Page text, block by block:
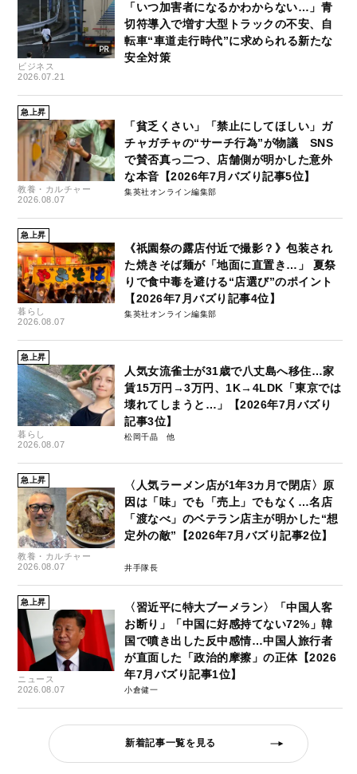
ビジネス
2026.07.21
「いつ加害者になるかわからない…」青
切符導入で増す大型トラックの不安、自
転車“車道走行時代”に求められる新たな
安全対策
急上昇
教養・カルチャー
2026.08.07
「貧乏くさい」「禁止にしてほしい」ガ
チャガチャの“サーチ行為”が物議 SNS
で賛否真っ二つ、店舗側が明かした意外
な本音【2026年7月バズり記事5位】
集英社オンライン編集部
急上昇
暮らし
2026.08.07
《祇園祭の露店付近で撮影？》包装され
た焼きそば麺が「地面に直置き…」 夏祭
りで食中毒を避ける“店選び”のポイント
【2026年7月バズり記事4位】
集英社オンライン編集部
急上昇
暮らし
2026.08.07
人気女流雀士が31歳で八丈島へ移住…家
賃15万円→3万円、1K→4LDK「東京では
壊れてしまうと…」【2026年7月バズり
記事3位】
松岡千晶
急上昇
教養・カルチャー
2026.08.07
〈人気ラーメン店が1年3カ月で閉店〉原
因は「味」でも「売上」でもなく…名店
「渡なべ」のベテラン店主が明かした“想
定外の敵”【2026年7月バズり記事2位】
井手隊長
急上昇
ニュース
2026.08.07
〈習近平に特大ブーメラン〉「中国人客
お断り」「中国に好感持てない72%」韓
国で噴き出した反中感情…中国人旅行者
が直面した「政治的摩擦」の正体【2026
年7月バズり記事1位】
小倉健一
新着記事一覧を見る